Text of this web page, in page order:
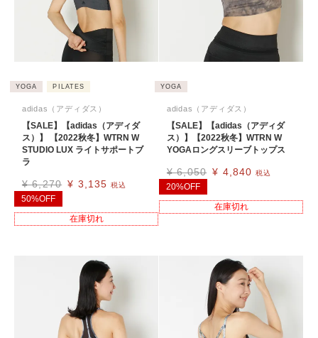
YOGA PILATES
adidas（アディダス）
【SALE】【adidas（アディダ
ス）】 【2022秋冬】WTRN W
STUDIO LUX ライトサポートブ
ラ
¥ 6,270 ¥ 3,135 税込
50%OFF
在庫切れ
YOGA
adidas（アディダス）
【SALE】【adidas（アディダ
ス）】【2022秋冬】WTRN W
YOGAロングスリーブトップス
¥ 6,050 ¥ 4,840 税込
20%OFF
在庫切れ